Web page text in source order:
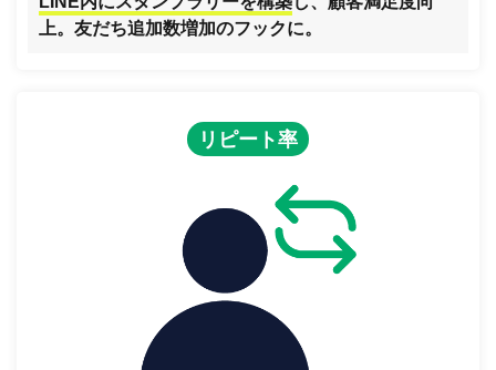
上。友だち追加数増加のフックに。
リピート率